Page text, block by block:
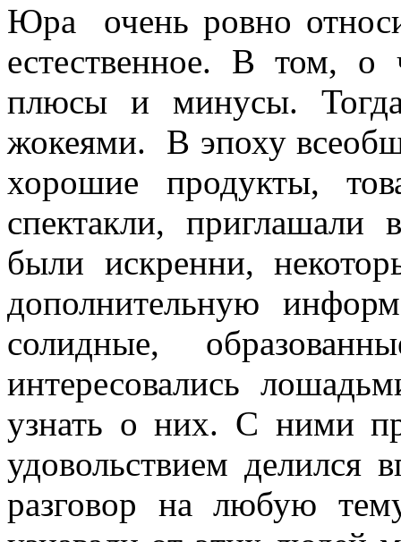
Юра очень ровно
естественное. В том,
плюсы и минусы.
жокеями. В эпоху
хорошие продукты,
спектакли,
были искренни,
дополнительную
солидные,
интересовались
узнать о них. С ними
удовольствием делился
разговор на любую